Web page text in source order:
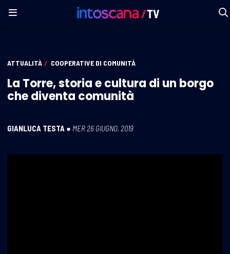
ATTUALITÀ / COOPERATIVE DI COMUNITÀ
La Torre, storia e cultura di un borgo
che diventa comunità
GIANLUCA TESTA ● MER 26 GIUGNO, 2019